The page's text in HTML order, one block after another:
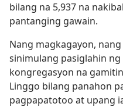
bilang na 5,937 na
pantanging gawain.
Nang magkagayon,
sinimulang pasiglahin ng
kongregasyon na
Linggo bilang panahon
pagpapatotoo at upang